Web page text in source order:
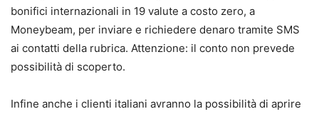
bonifici internazionali in 19 valute a costo zero, a
Moneybeam, per inviare e richiedere denaro tramite SMS
ai contatti della rubrica. Attenzione: il conto non prevede
possibilità di scoperto.
Infine anche i clienti italiani avranno la possibilità di aprire